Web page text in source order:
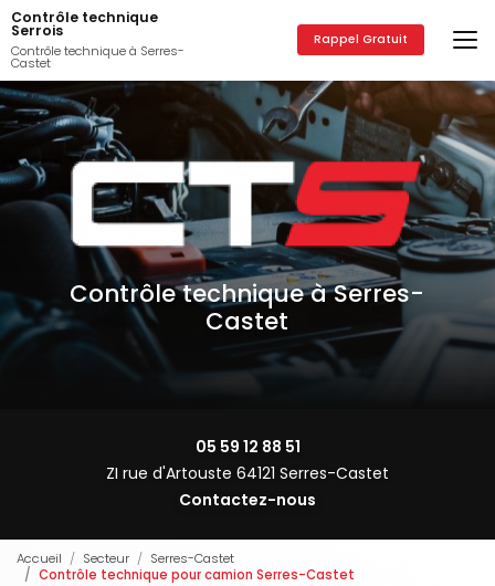
Aller
au
contenu
principal
Contrôle technique
Serrois
Contrôle technique à Serres-
Castet
Rappel Gratuit
Contrôle technique à Serres-
Castet
05 59 12 88 51
ZI rue d'Artouste 64121 Serres-Castet
Contactez-nous
Accueil Secteur
Serres-Castet
Contrôle technique pour camion Serres-Castet